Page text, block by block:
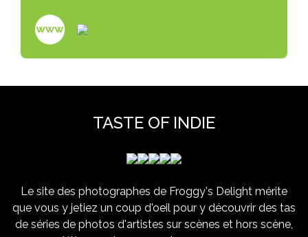
TASTE OF INDIE
Le site des photographes de Froggy's Delight mérite
que vous y jetiez un coup d'oeil pour y découvrir des tas
de séries de photos d'artistes sur scènes et hors scène,